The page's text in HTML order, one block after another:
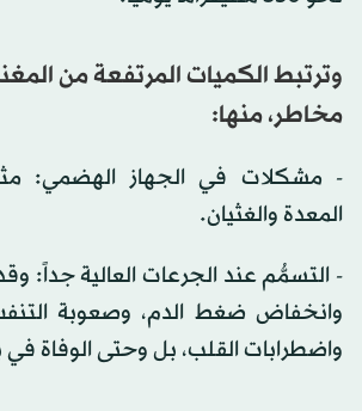
وترتبط الكميات المرتفعة من
مخاطر، منها:
- مشكلات في الجهاز الهضمي:
المعدة والغثيان.
- التسمُّم عند الجرعات العالية جداً:
وانخفاض ضغط الدم، وصعوبة
واضطرابات القلب، بل وحتى الوفاة